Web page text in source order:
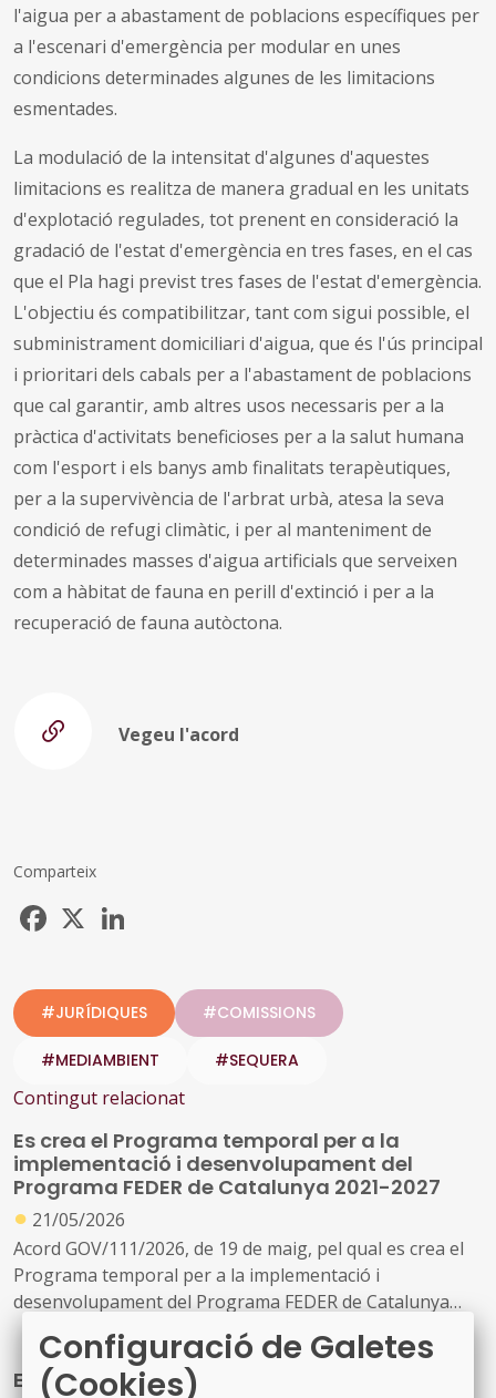
l'aigua per a abastament de poblacions específiques per
a l'escenari d'emergència per modular en unes
condicions determinades algunes de les limitacions
esmentades.
La modulació de la intensitat d'algunes d'aquestes
limitacions es realitza de manera gradual en les unitats
d'explotació regulades, tot prenent en consideració la
gradació de l'estat d'emergència en tres fases, en el cas
que el Pla hagi previst tres fases de l'estat d'emergència.
L'objectiu és compatibilitzar, tant com sigui possible, el
subministrament domiciliari d'aigua, que és l'ús principal
i prioritari dels cabals per a l'abastament de poblacions
que cal garantir, amb altres usos necessaris per a la
pràctica d'activitats beneficioses per a la salut humana
com l'esport i els banys amb finalitats terapèutiques,
per a la supervivència de l'arbrat urbà, atesa la seva
condició de refugi climàtic, i per al manteniment de
determinades masses d'aigua artificials que serveixen
com a hàbitat de fauna en perill d'extinció i per a la
recuperació de fauna autòctona.
Vegeu l'acord
Comparteix
Facebook
#JURÍDIQUES #COMISSIONS
#MEDIAMBIENT #SEQUERA
Contingut relacionat
Es crea el Programa temporal per a la
implementació i desenvolupament del
Programa FEDER de Catalunya 2021-2027
● 21/05/2026
Acord GOV/111/2026, de 19 de maig, pel qual es crea el
Programa temporal per a la implementació i
desenvolupament del Programa FEDER de Catalunya
2021-2027 al Departament de Territori, Habitatge i
Transició Ecològica
El Ministeri regula la concessió directa de
Configuració de Galetes
(Cookies)